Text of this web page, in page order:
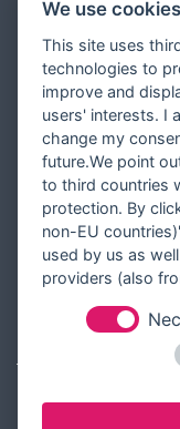
Partner werden
Designer werden
Über
Blog
Ratgeber
Unsere Partner
Kontakt aufnehmen
We use
This site uses
technologies to
improve and
users' interests. I
change my
future.We point
to third countries
protection. By
non-EU
used by us as
providers (also